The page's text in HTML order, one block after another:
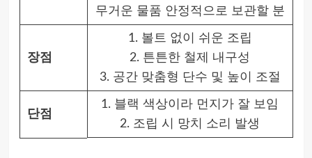
무거운 물품 안정적으로 보관할 분
장점
1. 볼트 없이 쉬운 조립
2. 튼튼한 철제 내구성
3. 공간 맞춤형 단수 및 높이 조절
단점
1. 블랙 색상이라 먼지가 잘 보임
2. 조립 시 망치 소리 발생